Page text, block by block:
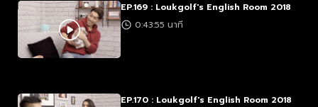
EP.169 : Loukgolf's English Room 2018
0:43:55 นาที
EP.170 : Loukgolf's English Room 2018